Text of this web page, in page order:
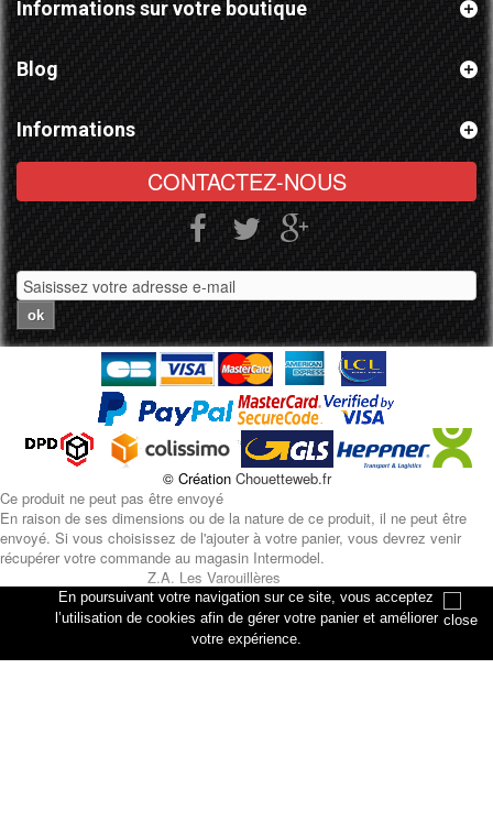
En poursuivant votre navigation sur ce site, vous acceptez
l’utilisation de cookies afin de gérer votre panier et améliorer
votre expérience.
Informations sur votre boutique
Blog
Informations
CONTACTEZ-NOUS
ok
© Création Chouetteweb.fr
Ce produit ne peut pas être envoyé
En raison de ses dimensions ou de la nature de ce produit, il ne peut être
envoyé. Si vous choisissez de l'ajouter à votre panier, vous devrez venir
récupérer votre commande au magasin Intermodel.
Z.A. Les Varouillères
rue des artisans
76330 Petiville
Ajouter au panier